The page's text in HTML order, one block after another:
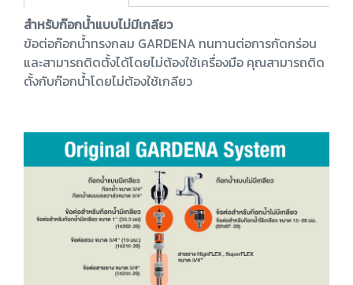
สำหรับก๊อกน้ำแบบไม่มีเกลียว
ข้อต่อก๊อกน้ำทรงกลม GARDENA ทนทานต่อการกัดกร่อน
และสามารถติดตั้งได้โดยไม่ต้องใช้เครื่องมือ คุณสามารถติด
ตั้งกับก๊อกน้ำโดยไม่ต้องใช้เกลียว